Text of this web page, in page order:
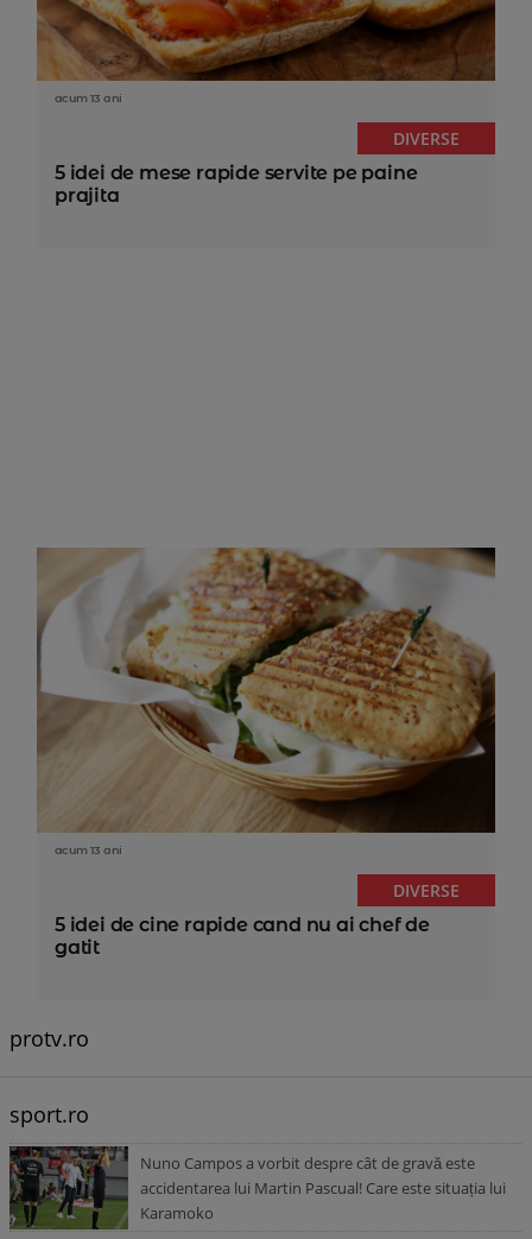
acum 13 ani
DIVERSE
5 idei de mese rapide servite pe paine
prajita
acum 13 ani
DIVERSE
5 idei de cine rapide cand nu ai chef de
gatit
protv.ro
sport.ro
Nuno Campos a vorbit despre cât de gravă este
accidentarea lui Martin Pascual! Care este situația lui
Karamoko